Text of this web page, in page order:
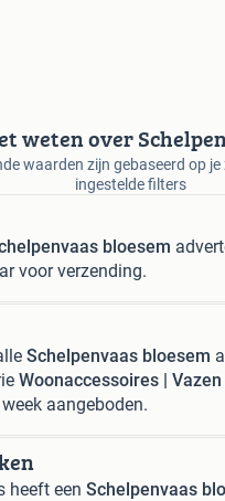
weten over
waarden zijn gebaseerd op
ingestelde filters
bloesem
voor verzending.
Schelpenvaas bloesem
Woonaccessoires | Vazen
aangeboden.
heeft een Schelpenvaas